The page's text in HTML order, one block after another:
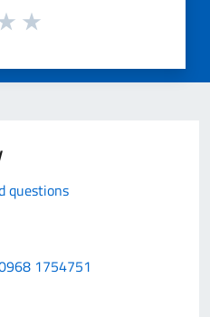
questions
1754751